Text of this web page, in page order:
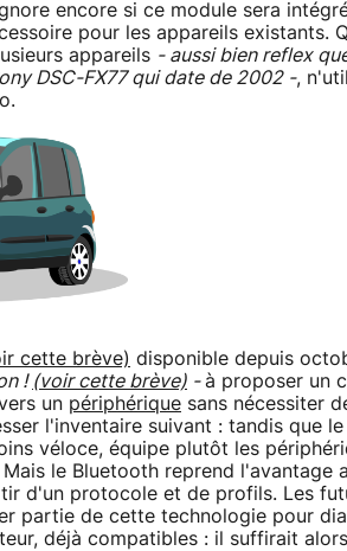
encore si ce module sera
pour les appareils existants.
appareils - aussi bien reflex
DSC-FX77 qui date de 2002 -,
cette brève) disponible depuis
! (voir cette brève) -à proposer un
un périphérique sans nécessiter
l'inventaire suivant : tandis que
véloce, équipe plutôt les
Mais le Bluetooth reprend l'avantage
d'un protocole et de profils. Les
partie de cette technologie pour
déjà compatibles : il suffirait